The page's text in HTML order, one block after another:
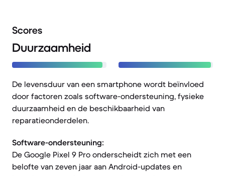
Scores
Duurzaamheid
De levensduur van een smartphone wordt beïnvloed
door factoren zoals software-ondersteuning, fysieke
duurzaamheid en de beschikbaarheid van
reparatieonderdelen.
Software-ondersteuning:
De Google Pixel 9 Pro onderscheidt zich met een
belofte van zeven jaar aan Android-updates en